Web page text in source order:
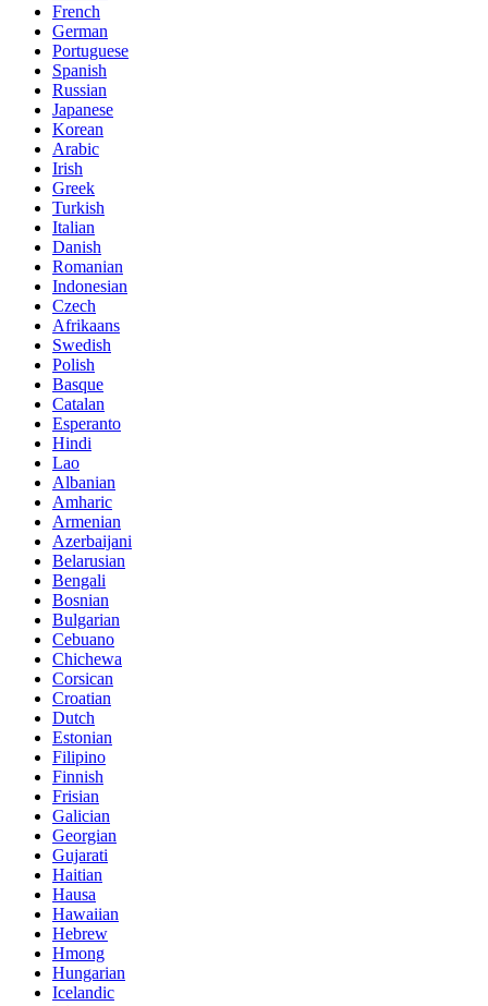
French
German
Portuguese
Spanish
Russian
Japanese
Korean
Arabic
Irish
Greek
Turkish
Italian
Danish
Romanian
Indonesian
Czech
Afrikaans
Swedish
Polish
Basque
Catalan
Esperanto
Hindi
Lao
Albanian
Amharic
Armenian
Azerbaijani
Belarusian
Bengali
Bosnian
Bulgarian
Cebuano
Chichewa
Corsican
Croatian
Dutch
Estonian
Filipino
Finnish
Frisian
Galician
Georgian
Gujarati
Haitian
Hausa
Hawaiian
Hebrew
Hmong
Hungarian
Icelandic